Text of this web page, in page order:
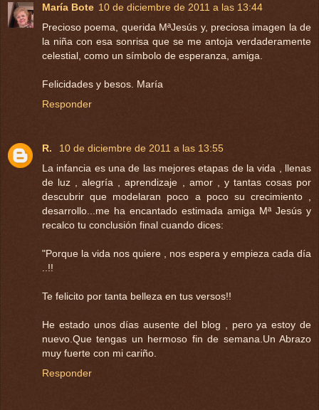
María Bote 10 de diciembre de 2011 a las 13:44
Precioso poema, querida MªJesús y, preciosa imagen la de
la niña con esa sonrisa que se me antoja verdaderamente
celestial, como un símbolo de esperanza, amiga.
Felicidades y besos. María
Responder
R.
10 de diciembre de 2011 a las 13:55
La infancia es una de las mejores etapas de la vida , llenas
de luz , alegría , aprendizaje , amor , y tantas cosas por
descubrir que modelaran poco a poco su crecimiento ,
desarrollo...me ha encantado estimada amiga Mª Jesús y
recalco tu conclusión final cuando dices:
"Porque la vida nos quiere , nos espera y empieza cada día
..!!
Te felicito por tanta belleza en tus versos!!
He estado unos días ausente del blog , pero ya estoy de
nuevo.Que tengas un hermoso fin de semana.Un Abrazo
muy fuerte con mi cariño.
Responder